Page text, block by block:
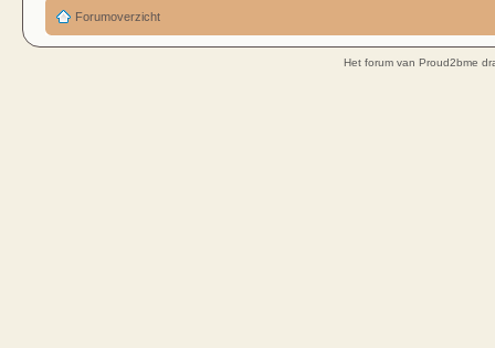
Forumoverzicht
Het forum van Proud2bme